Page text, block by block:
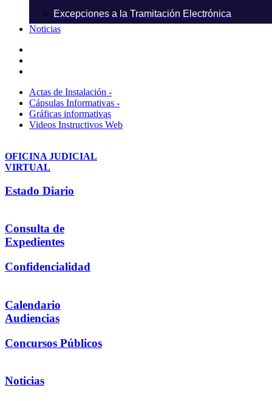
Excepciones a la Tramitación Electrónica
Noticias
Actas de Instalación -
Cápsulas Informativas -
Gráficas informativas
Videos Instructivos Web
OFICINA JUDICIAL
VIRTUAL
Estado Diario
Consulta de
Expedientes
Confidencialidad
Calendario
Audiencias
Concursos Públicos
Noticias